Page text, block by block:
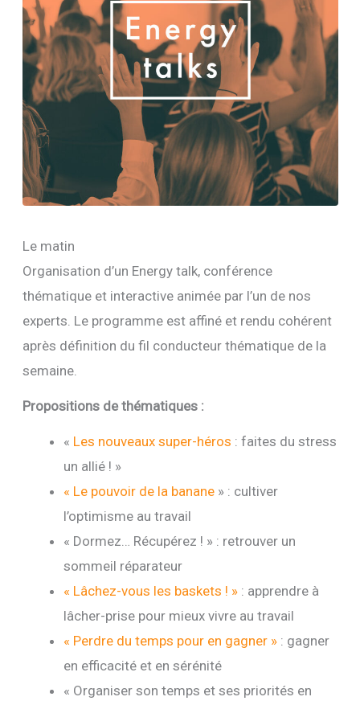
Le matin
Organisation d’un Energy talk, conférence
thématique et interactive animée par l’un de nos
experts. Le programme est affiné et rendu cohérent
après définition du fil conducteur thématique de la
semaine.
Propositions de thématiques :
« Les nouveaux super-héros : faites du stress
un allié ! »
« Le pouvoir de la banane » : cultiver
l’optimisme au travail
« Dormez… Récupérez ! » : retrouver un
sommeil réparateur
« Lâchez-vous les baskets ! »: apprendre à
lâcher-prise pour mieux vivre au travail
« Perdre du temps pour en gagner »: gagner
en efficacité et en sérénité
« Organiser son temps et ses priorités en